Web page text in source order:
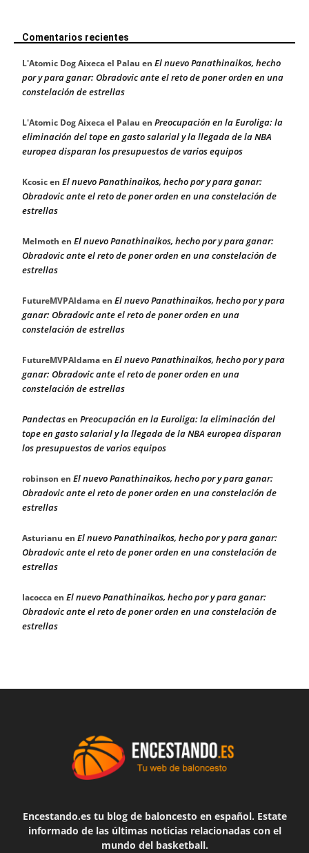
Comentarios recientes
L'Atomic Dog Aixeca el Palau en El nuevo Panathinaikos, hecho
por y para ganar: Obradovic ante el reto de poner orden en una
constelación de estrellas
L'Atomic Dog Aixeca el Palau en Preocupación en la Euroliga: la
eliminación del tope en gasto salarial y la llegada de la NBA
europea disparan los presupuestos de varios equipos
Kcosicen El nuevo Panathinaikos, hecho por y para ganar:
Obradovic ante el reto de poner orden en una constelación de
estrellas
Melmoth en El nuevo Panathinaikos, hecho por y para ganar:
Obradovic ante el reto de poner orden en una constelación de
estrellas
FutureMVPAldamaen El nuevo Panathinaikos, hecho por y para
ganar: Obradovic ante el reto de poner orden en una
constelación de estrellas
FutureMVPAldamaen El nuevo Panathinaikos, hecho por y para
ganar: Obradovic ante el reto de poner orden en una
constelación de estrellas
Pandectasen Preocupación en la Euroliga: la eliminación del
tope en gasto salarial y la llegada de la NBA europea disparan
los presupuestos de varios equipos
robinson en El nuevo Panathinaikos, hecho por y para ganar:
Obradovic ante el reto de poner orden en una constelación de
estrellas
Asturianu en El nuevo Panathinaikos, hecho por y para ganar:
Obradovic ante el reto de poner orden en una constelación de
estrellas
Iacoccaen El nuevo Panathinaikos, hecho por y para ganar:
Obradovic ante el reto de poner orden en una constelación de
estrellas
Encestando.es tu blog de baloncesto en español. Estate
informado de las últimas noticias relacionadas con el
mundo del basketball.